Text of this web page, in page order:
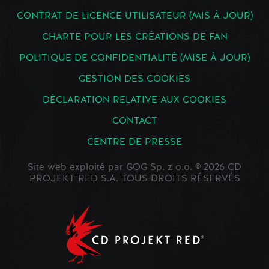
CONTRAT DE LICENCE UTILISATEUR (MIS À JOUR)
CHARTE POUR LES CRÉATIONS DE FAN
POLITIQUE DE CONFIDENTIALITÉ (MISE À JOUR)
GESTION DES COOKIES
DÉCLARATION RELATIVE AUX COOKIES
CONTACT
CENTRE DE PRESSE
Site web exploité par GOG Sp. z o.o. © 2026 CD
PROJEKT RED S.A. TOUS DROITS RÉSERVÉS